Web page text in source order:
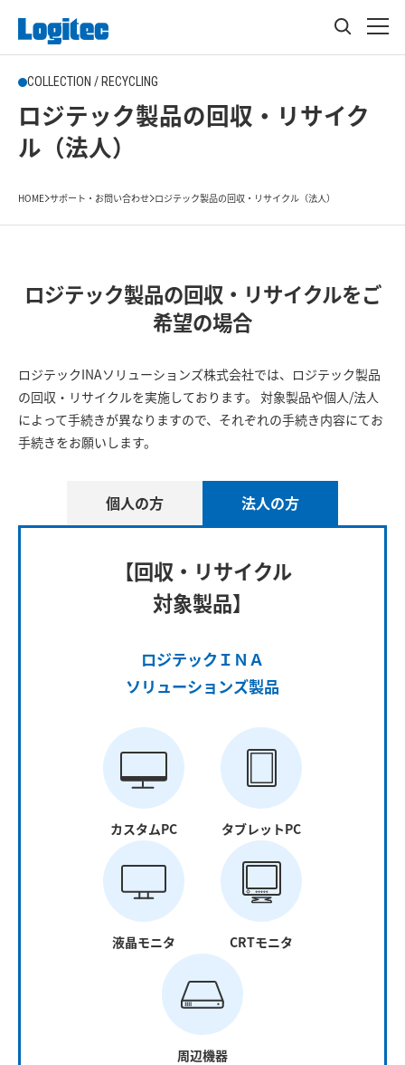
COLLECTION / RECYCLING
ロジテック製品の回収・リサイク
ル（法人）
HOME サポート・お問い合わせ ロジテック製品の回収・リサイクル（法人）
ロジテック製品の回収・リサイクルをご
希望の場合
ロジテックINAソリューションズ株式会社では、ロジテック製品
の回収・リサイクルを実施しております。 対象製品や個人/法人
によって手続きが異なりますので、それぞれの手続き内容にてお
手続きをお願いします。
個人の方 法人の方
【回収・リサイクル
対象製品】
ロジテックＩＮＡ
ソリューションズ製品
カスタムPC タブレットPC
液晶モニタ CRTモニタ
周辺機器